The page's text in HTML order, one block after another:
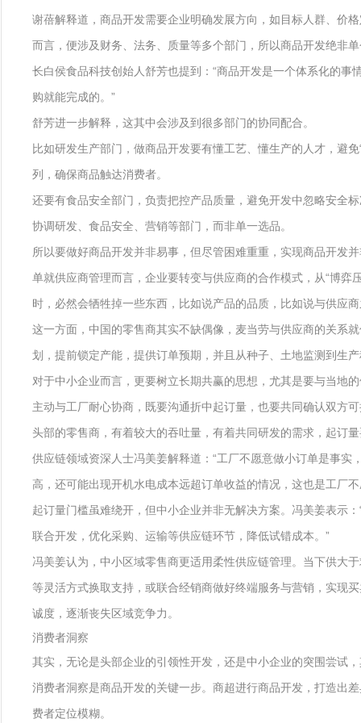
谢蓓解释道，商品开发需要企业明确发展方向，如目标人群、价
而言，便涉及财务、法务、质量等多个部门，所以商品开发绝非
长白侯食品科技创始人舒芳也提到：“商品开发是一个体系化的
购就能完成的。”
舒芳进一步解释，这其中会涉及到很多部门的协同配合。
比如研发生产部门，做商品开发要有懂工艺、懂生产的人才，避
列，确保商品触达消费者。
还要有食品安全部门，负责把控产品质量，避免开发中忽略安全
协调研发、食品安全、营销等部门，而非单一选品。
所以要做好商品开发并非易事，但尽管困难重重，实现商品开发
单就供应商管理而言，企业要转变与供应商的合作模式，从“博弈
时，必然会牺牲掉一些东西，比如说产品的品质，比如说与供应
这一方面，中国的零售商其实不缺偶像，麦当劳与供应商的关系
划，提前锁定产能，提供订单预期，并且从种子、土地监测到生
对于中小企业而言，更要树立长期共赢的思想，尤其是要与当地
主动与工厂耐心协商，既要沟通折中起订量，也要共同确认双方
头部的零售商，有着较大的吞吐量，有着共同研发的需求，起订
供应链领域资深人士冯美姜解释道：“工厂不愿意做小订单是事
高，还可能出现开机水电成本远超订单收益的情况，这也是工厂
起订量门槛虽难绕开，但中小企业并非无解决方案。冯美姜表示
联合开发，优化采购、运输等供应链环节，降低试错成本。”
冯美姜认为，中小区域零售商更适用柔性供应链管理。当下供大
等灵活方式换取支持，或联合经销商做好终端服务与营销，实现
诚度，逐渐丧失区域竞争力。
消费者洞察
其实，无论是头部企业的引领性开发，还是中小企业的突围尝试
消费者洞察是商品开发的关键一步。商超进行商品开发，打造出
费者定位模糊。